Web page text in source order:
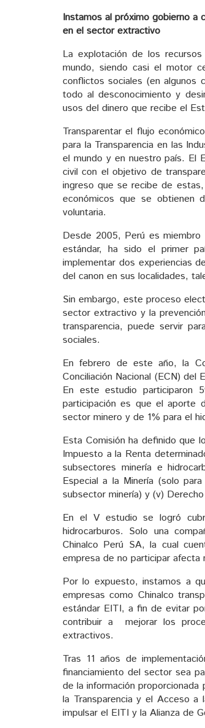
Instamos al próximo gobierno a
en el sector extractivo
La explotación de los
mundo, siendo casi el motor
conflictos sociales (en algunos
todo al desconocimiento y
usos del dinero que recibe el
Transparentar el flujo
para la Transparencia en las
el mundo y en nuestro país. El
civil con el objetivo de
ingreso que se recibe de
económicos que se obtienen
voluntaria.
Desde 2005, Perú es
estándar, ha sido el primer
implementar dos experiencias
del canon en sus localidades,
Sin embargo, este proceso
sector extractivo y la
transparencia, puede servir
sociales.
En febrero de este año, la
Conciliación Nacional (ECN)
En este estudio participaron
participación es que el aporte
sector minero y de 1% para el
Esta Comisión ha definido que
Impuesto a la Renta
subsectores minería e
Especial a la Minería (solo
subsector minería) y (v)
En el V estudio se logró
hidrocarburos. Solo una
Chinalco Perú SA, la cual
empresa de no participar
Por lo expuesto, instamos a
empresas como Chinalco
estándar EITI, a fin de evitar
contribuir a mejorar los
extractivos.
Tras 11 años de
financiamiento del sector sea
de la información
la Transparencia y el Acceso a
impulsar el EITI y la Alianza de